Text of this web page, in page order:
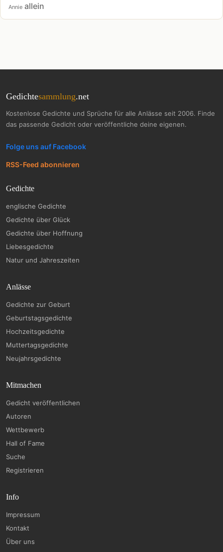
Annie allein
Gedichtesammlung.net
Kostenlose Gedichte und Sprüche für alle Anlässe seit 2006. Finde
das passende Gedicht oder veröffentliche deine eigenen.
Folge uns auf Facebook
RSS-Feed abonnieren
Gedichte
englische Gedichte
Gedichte über Glück
Gedichte über Hoffnung
Liebesgedichte
Natur und Jahreszeiten
Anlässe
Gedichte zur Geburt
Geburtstagsgedichte
Hochzeitsgedichte
Muttertagsgedichte
Neujahrsgedichte
Mitmachen
Gedicht veröffentlichen
Autoren
Wettbewerb
Hall of Fame
Suche
Registrieren
Info
Impressum
Kontakt
Über uns